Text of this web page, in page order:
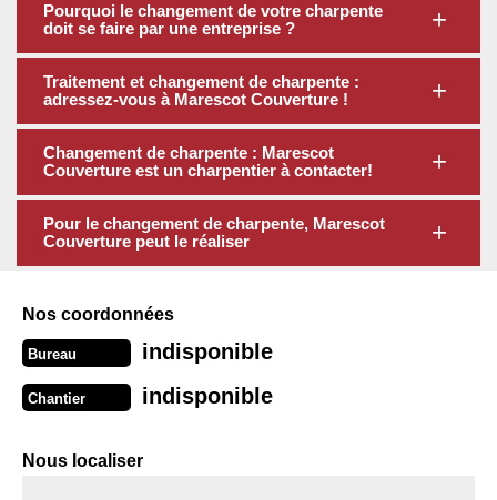
Pourquoi le changement de votre charpente
doit se faire par une entreprise ?
Traitement et changement de charpente :
adressez-vous à Marescot Couverture !
Changement de charpente : Marescot
Couverture est un charpentier à contacter!
Pour le changement de charpente, Marescot
Couverture peut le réaliser
Nos coordonnées
Bureau indisponible
Chantier indisponible
Nous localiser